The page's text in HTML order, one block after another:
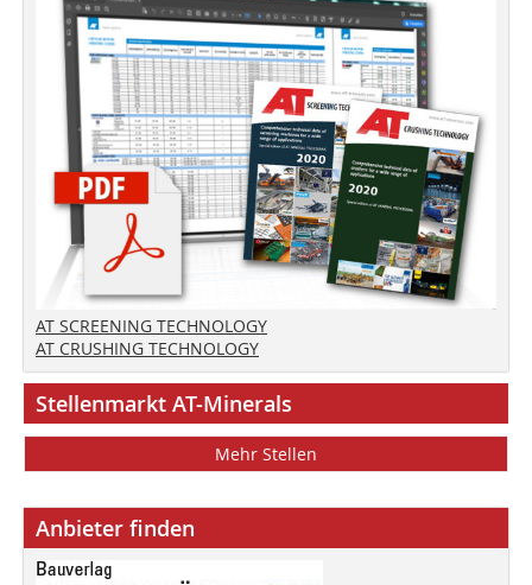
AT SCREENING TECHNOLOGY
AT CRUSHING TECHNOLOGY
Stellenmarkt AT-Minerals
Mehr Stellen
Anbieter finden